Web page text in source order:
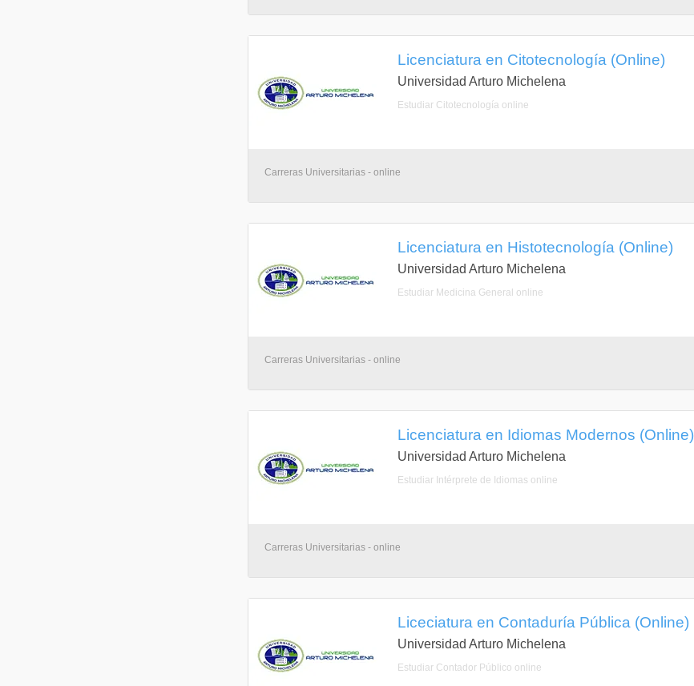
Licenciatura en Citotecnología (Online)
Universidad Arturo Michelena
Estudiar Citotecnología online
Carreras Universitarias - online
Licenciatura en Histotecnología (Online)
Universidad Arturo Michelena
Estudiar Medicina General online
Carreras Universitarias - online
Licenciatura en Idiomas Modernos (Online)
Universidad Arturo Michelena
Estudiar Intérprete de Idiomas online
Carreras Universitarias - online
Liceciatura en Contaduría Pública (Online)
Universidad Arturo Michelena
Estudiar Contador Público online